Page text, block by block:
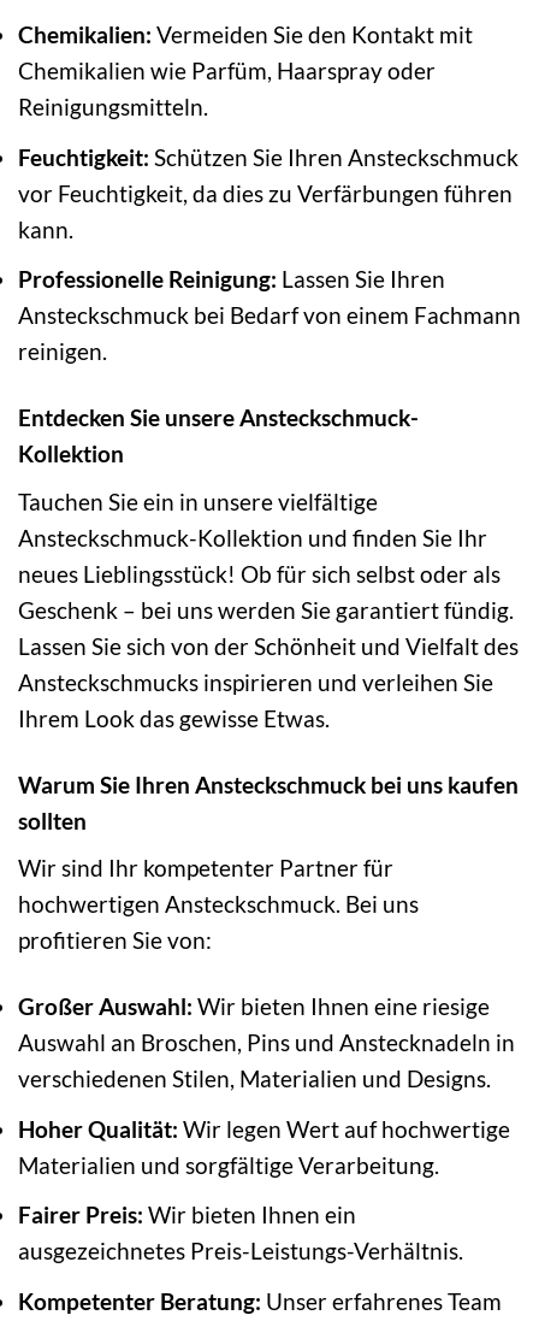
Chemikalien: Vermeiden Sie den Kontakt mit
Chemikalien wie Parfüm, Haarspray oder
Reinigungsmitteln.
Feuchtigkeit: Schützen Sie Ihren Ansteckschmuck
vor Feuchtigkeit, da dies zu Verfärbungen führen
kann.
Professionelle Reinigung: Lassen Sie Ihren
Ansteckschmuck bei Bedarf von einem Fachmann
reinigen.
Entdecken Sie unsere Ansteckschmuck-
Kollektion
Tauchen Sie ein in unsere vielfältige
Ansteckschmuck-Kollektion und finden Sie Ihr
neues Lieblingsstück! Ob für sich selbst oder als
Geschenk – bei uns werden Sie garantiert fündig.
Lassen Sie sich von der Schönheit und Vielfalt des
Ansteckschmucks inspirieren und verleihen Sie
Ihrem Look das gewisse Etwas.
Warum Sie Ihren Ansteckschmuck bei uns kaufen
sollten
Wir sind Ihr kompetenter Partner für
hochwertigen Ansteckschmuck. Bei uns
profitieren Sie von:
Großer Auswahl: Wir bieten Ihnen eine riesige
Auswahl an Broschen, Pins und Anstecknadeln in
verschiedenen Stilen, Materialien und Designs.
Hoher Qualität: Wir legen Wert auf hochwertige
Materialien und sorgfältige Verarbeitung.
Fairer Preis: Wir bieten Ihnen ein
ausgezeichnetes Preis-Leistungs-Verhältnis.
Kompetenter Beratung: Unser erfahrenes Team